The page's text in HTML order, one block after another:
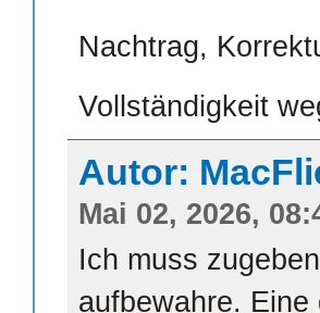
Nachtrag,
Vollständigkeit
Autor:
Mai 02, 2026,
Ich muss
aufbewahre.